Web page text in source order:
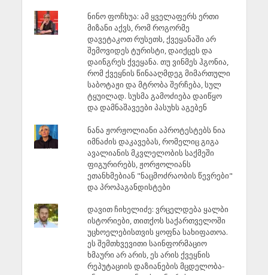
ნინო ფოჩხუა: ამ ყველაფერს ერთი
მიზანი აქვს, რომ როგორმე
დავეტაკოთ რუსეთს, ქვეყანაში არ
შემოვიდეს ტურისტი, დაიქცეს და
დაინგრეს ქვეყანა. თუ ვინმეს ჰგონია,
რომ ქვეყნის წინააღმდეგ მიმართული
საბოტაჟი და მტრობა შერჩება, სულ
ტყუილად. სუსმა გამოძიება დაიწყო
და დამნაშავეები პასუხს აგებენ
ნანა ჟორჟოლიანი აპროტესტებს ნია
იმნაძის დაკავებას, რომელიც გიგა
ავალიანის მკვლელობის საქმეში
ფიგურირებს, ჟორჟოლიანს
ეთანხმებიან "ნაცმოძრაობის წევრები"
და პროპაგანდისტები
დავით ჩიხელიძე: ვრცელდება ყალბი
ისტორიები, თითქოს საქართველოში
უცხოელებისთვის ყოფნა სახიფათოა.
ეს შემთხვევითი საინფორმაციო
ხმაური არ არის, ეს არის ქვეყნის
რეპუტაციის დაზიანების მცდელობა-